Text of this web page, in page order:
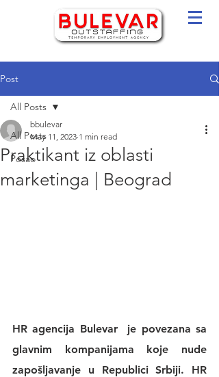
Post
All Posts
Posao
All Posts
Praktikant iz oblasti
marketinga | Beograd
bbulevar
May 11, 2023 1 min read
HR agencija Bulevar
  je povezana sa
glavnim kompanijama koje nude
zapošljavanje u Republici Srbiji. HR